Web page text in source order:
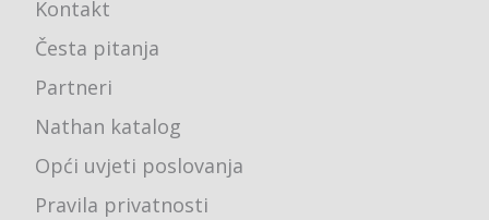
Kontakt
Česta pitanja
Partneri
Nathan katalog
Opći uvjeti poslovanja
Pravila privatnosti